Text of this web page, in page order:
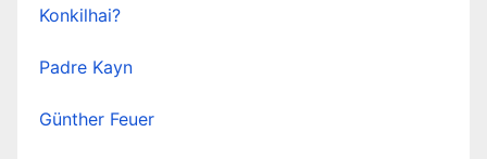
Konkilhai?
Padre Kayn
Günther Feuer